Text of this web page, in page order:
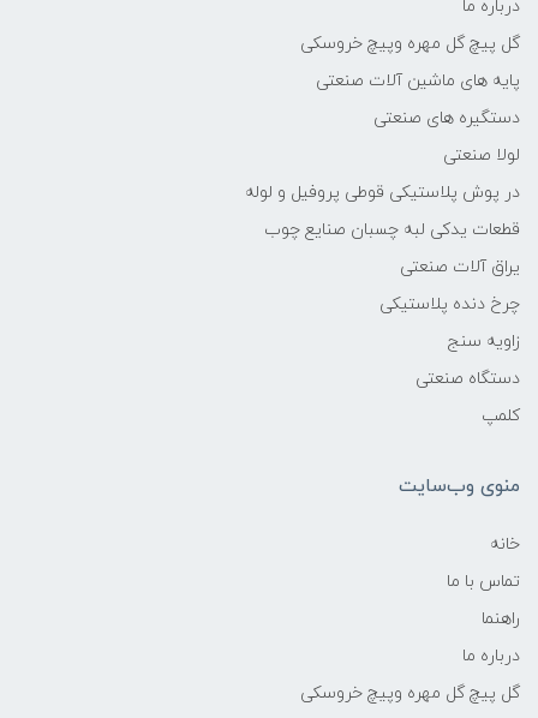
درباره ما
گل پیچ گل مهره وپیچ خروسکی
پایه های ماشین آلات صنعتی
دستگیره های صنعتی
لولا صنعتی
در پوش پلاستیکی قوطی پروفیل و لوله
قطعات یدکی لبه چسبان صنایع چوب
یراق آلات صنعتی
چرخ دنده پلاستیکی
زاویه سنج
دستگاه صنعتی
کلمپ
منوی وب‌سایت
خانه
تماس با ما
راهنما
درباره ما
گل پیچ گل مهره وپیچ خروسکی